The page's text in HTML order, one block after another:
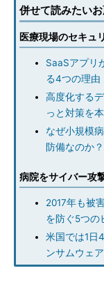
併せて読みたい
医療現場のセキュ
SaaSアプリ
る4つの理由
高度化する
っと対策を
なぜ小規模
防備なのか？
病院をサイバー攻
2017年も被
を防ぐ5つの
米国では1日
ンサムウェ